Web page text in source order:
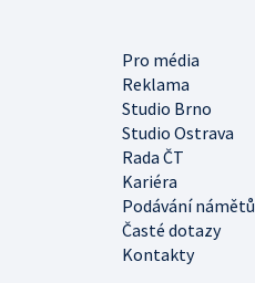
Pro média
Reklama
Studio Brno
Studio Ostrava
Rada ČT
Kariéra
Podávání námětů
Časté dotazy
Kontakty